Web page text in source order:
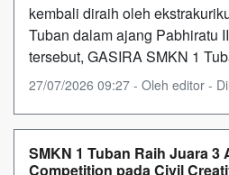
kembali diraih oleh
Tuban dalam ajang Pabhiratu
tersebut, GASIRA SMKN 1
27/07/2026 09:27 - Oleh editor -
SMKN 1 Tuban Raih Juara 3
Competition pada Civil